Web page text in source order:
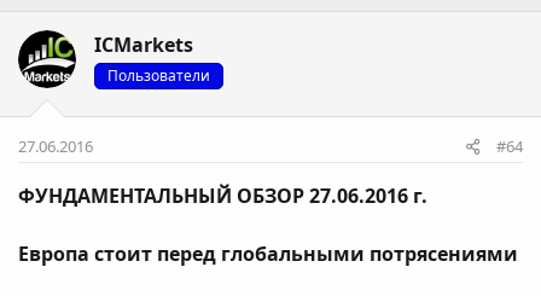
ICMarkets
Пользователи
27.06.2016 #64
ФУНДАМЕНТАЛЬНЫЙ ОБЗОР 27.06.2016 г.
Европа стоит перед глобальными потрясениями